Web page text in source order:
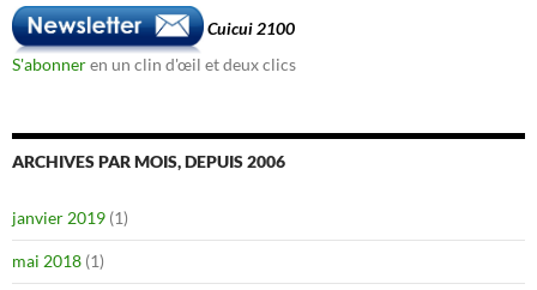
Cuicui 2100
S'abonneren un clin d'œil et deux clics
ARCHIVES PAR MOIS, DEPUIS 2006
janvier 2019 (1)
mai 2018 (1)